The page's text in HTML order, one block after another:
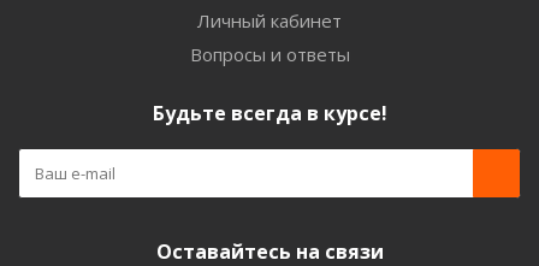
Личный кабинет
Вопросы и ответы
Будьте всегда в курсе!
Оставайтесь на связи